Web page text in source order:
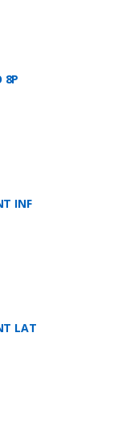
8P
INF
LAT